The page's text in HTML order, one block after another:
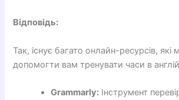
Відповідь:
Так, існує багато онлайн-ресурсів, які
допомогти вам тренувати часи в
Grammarly: Інструмент